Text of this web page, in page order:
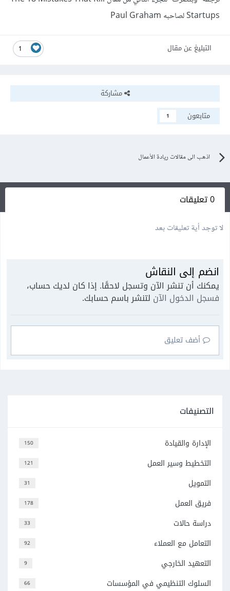
Startups لصاحبه Paul Graham
1 التبليغ عن مقال
مشاركة
متابعون
1
اذهب الى مقالات ريادة الأعمال
0 تعليقات
لا توجد أية تعليقات بعد
انضم إلى النقاش
يمكنك أن تنشر الآن وتسجل لاحقًا. إذا كان لديك حساب،
فسجل الدخول الآن لتنشر باسم حسابك.
أضف تعليق
التصنيفات
150 الإدارة والقيادة
121 التخطيط وسير العمل
31 التمويل
178 فريق العمل
33 دراسة حالات
92 التعامل مع العملاء
9 التعهيد الخارجي
66 السلوك التنظيمي في المؤسسات